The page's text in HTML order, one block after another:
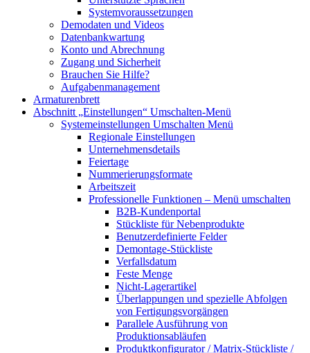
Systemvoraussetzungen
Demodaten und Videos
Datenbankwartung
Konto und Abrechnung
Zugang und Sicherheit
Brauchen Sie Hilfe?
Aufgabenmanagement
Armaturenbrett
Abschnitt „Einstellungen“ Umschalten-Menü
Systemeinstellungen Umschalten Menü
Regionale Einstellungen
Unternehmensdetails
Feiertage
Nummerierungsformate
Arbeitszeit
Professionelle Funktionen – Menü umschalten
B2B-Kundenportal
Stückliste für Nebenprodukte
Benutzerdefinierte Felder
Demontage-Stückliste
Verfallsdatum
Feste Menge
Nicht-Lagerartikel
Überlappungen und spezielle Abfolgen
von Fertigungsvorgängen
Parallele Ausführung von
Produktionsabläufen
Produktkonfigurator / Matrix-Stückliste /